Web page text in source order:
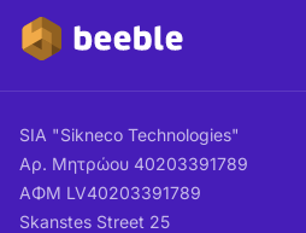
SIA "Sikneco Technologies"
Αρ. Μητρώου 40203391789
ΑΦΜ LV40203391789
Skanstes Street 25